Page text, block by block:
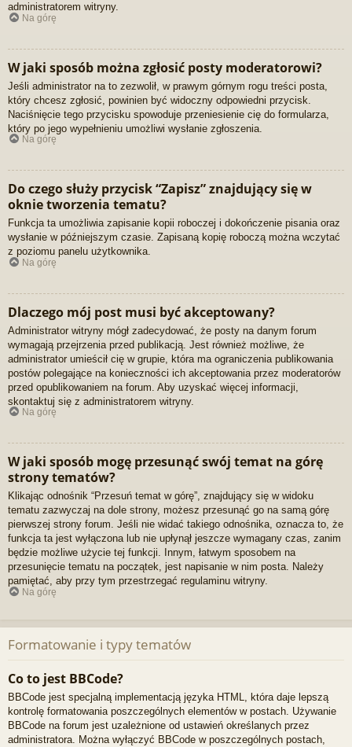
administratorem witryny.
Na górę
W jaki sposób można zgłosić posty moderatorowi?
Jeśli administrator na to zezwolił, w prawym górnym rogu treści posta,
który chcesz zgłosić, powinien być widoczny odpowiedni przycisk.
Naciśnięcie tego przycisku spowoduje przeniesienie cię do formularza,
który po jego wypełnieniu umożliwi wysłanie zgłoszenia.
Na górę
Do czego służy przycisk “Zapisz” znajdujący się w
oknie tworzenia tematu?
Funkcja ta umożliwia zapisanie kopii roboczej i dokończenie pisania oraz
wysłanie w późniejszym czasie. Zapisaną kopię roboczą można wczytać
z poziomu panelu użytkownika.
Na górę
Dlaczego mój post musi być akceptowany?
Administrator witryny mógł zadecydować, że posty na danym forum
wymagają przejrzenia przed publikacją. Jest również możliwe, że
administrator umieścił cię w grupie, która ma ograniczenia publikowania
postów polegające na konieczności ich akceptowania przez moderatorów
przed opublikowaniem na forum. Aby uzyskać więcej informacji,
skontaktuj się z administratorem witryny.
Na górę
W jaki sposób mogę przesunąć swój temat na górę
strony tematów?
Klikając odnośnik “Przesuń temat w górę”, znajdujący się w widoku
tematu zazwyczaj na dole strony, możesz przesunąć go na samą górę
pierwszej strony forum. Jeśli nie widać takiego odnośnika, oznacza to, że
funkcja ta jest wyłączona lub nie upłynął jeszcze wymagany czas, zanim
będzie możliwe użycie tej funkcji. Innym, łatwym sposobem na
przesunięcie tematu na początek, jest napisanie w nim posta. Należy
pamiętać, aby przy tym przestrzegać regulaminu witryny.
Na górę
Formatowanie i typy tematów
Co to jest BBCode?
BBCode jest specjalną implementacją języka HTML, która daje lepszą
kontrolę formatowania poszczególnych elementów w postach. Używanie
BBCode na forum jest uzależnione od ustawień określanych przez
administratora. Można wyłączyć BBCode w poszczególnych postach,